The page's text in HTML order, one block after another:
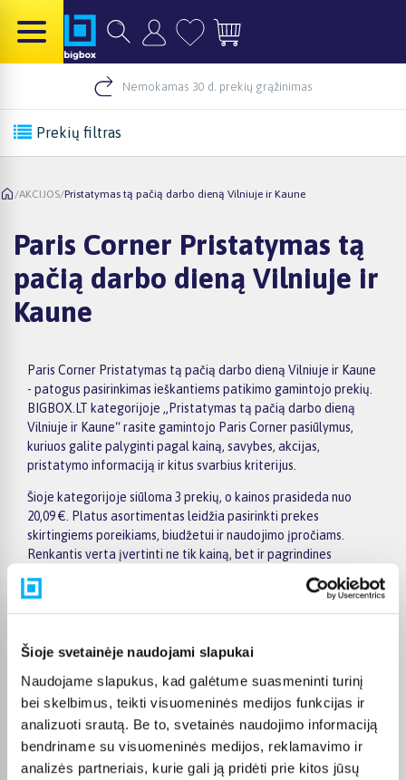
Šioje svetainėje naudojami slapukai
Naudojame slapukus, kad galėtume suasmeninti turinį
bei skelbimus, teikti visuomeninės medijos funkcijas ir
analizuoti srautą. Be to, svetainės naudojimo informaciją
bendriname su visuomeninės medijos, reklamavimo ir
analizės partneriais, kurie gali ją pridėti prie kitos jūsų
Nemokamas 30 d. prekių grąžinimas
Prekių filtras
/AKCIJOS/Pristatymas tą pačią darbo dieną Vilniuje ir Kaune
Paris Corner Pristatymas tą
pačią darbo dieną Vilniuje ir
Kaune
Paris Corner Pristatymas tą pačią darbo dieną Vilniuje ir Kaune
- patogus pasirinkimas ieškantiems patikimo gamintojo prekių.
BIGBOX.LT kategorijoje „Pristatymas tą pačią darbo dieną
Vilniuje ir Kaune“ rasite gamintojo Paris Corner pasiūlymus,
kuriuos galite palyginti pagal kainą, savybes, akcijas,
pristatymo informaciją ir kitus svarbius kriterijus.
Šioje kategorijoje siūloma 3 prekių, o kainos prasideda nuo
20,09 €. Platus asortimentas leidžia pasirinkti prekes
skirtingiems poreikiams, biudžetui ir naudojimo įpročiams.
Renkantis verta įvertinti ne tik kainą, bet ir pagrindines
taikomus specialius pasiūlymus.
pasiūlymus ir patogiai palyginti Paris Corner prekes
tarpusavyje. Atsižvelkite į jums svarbiausius kriterijus,
pristatymo informaciją ir prekės aprašymą, kad galėtumėte
priimti patogų ir apgalvotą sprendimą.
Palyginkite Paris Corner prekes BIGBOX.LT ir išsirinkite
tinkamiausią variantą internetu.